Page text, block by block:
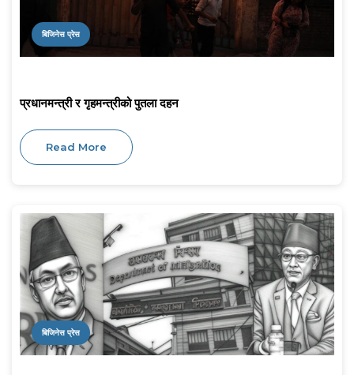
बिजिनेस प्रेस
प्रधानमन्त्री र गृहमन्त्रीको पुतला दहन
Read More
बिजिनेस प्रेस